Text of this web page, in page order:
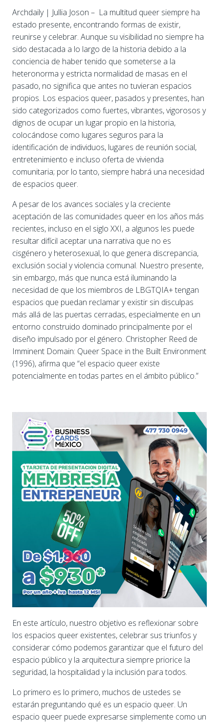
Archdaily | Jullia Joson – La multitud queer siempre ha
estado presente, encontrando formas de existir,
reunirse y celebrar. Aunque su visibilidad no siempre ha
sido destacada a lo largo de la historia debido a la
conciencia de haber tenido que someterse a la
heteronorma y estricta normalidad de masas en el
pasado, no significa que antes no tuvieran espacios
propios. Los espacios queer, pasados y presentes, han
sido categorizados como fuertes, vibrantes, vigorosos y
dignos de ocupar un lugar propio en la historia,
colocándose como lugares seguros para la
identificación de individuos, lugares de reunión social,
entretenimiento e incluso oferta de vivienda
comunitaria; por lo tanto, siempre habrá una necesidad
de espacios queer.
A pesar de los avances sociales y la creciente
aceptación de las comunidades queer en los años más
recientes, incluso en el siglo XXI, a algunos les puede
resultar difícil aceptar una narrativa que no es
cisgénero y heterosexual, lo que genera discrepancia,
exclusión social y violencia comunal. Nuestro presente,
sin embargo, más que nunca está iluminando la
necesidad de que los miembros de LBGTQIA+ tengan
espacios que puedan reclamar y existir sin disculpas
más allá de las puertas cerradas, especialmente en un
entorno construido dominado principalmente por el
diseño impulsado por el género. Christopher Reed de
Imminent Domain: Queer Space in the Built Environment
(1996), afirma que “el espacio queer existe
potencialmente en todas partes en el ámbito público.”
En este artículo, nuestro objetivo es reflexionar sobre
los espacios queer existentes, celebrar sus triunfos y
considerar cómo podemos garantizar que el futuro del
espacio público y la arquitectura siempre priorice la
seguridad, la hospitalidad y la inclusión para todos.
Lo primero es lo primero, muchos de ustedes se
estarán preguntando qué es un espacio queer. Un
espacio queer puede expresarse simplemente como un